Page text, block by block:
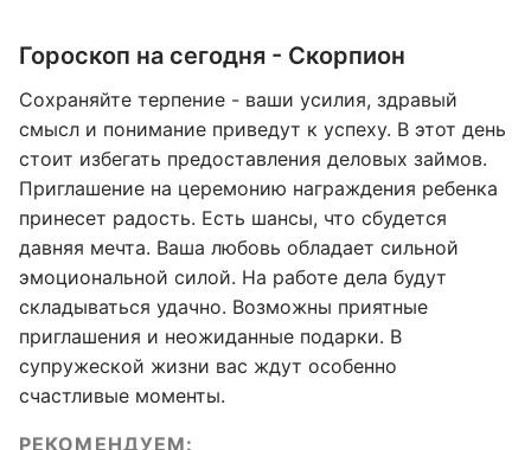
Гороскоп на сегодня - Скорпион
Сохраняйте терпение - ваши усилия, здравый
смысл и понимание приведут к успеху. В этот день
стоит избегать предоставления деловых займов.
Приглашение на церемонию награждения ребенка
принесет радость. Есть шансы, что сбудется
давняя мечта. Ваша любовь обладает сильной
эмоциональной силой. На работе дела будут
складываться удачно. Возможны приятные
приглашения и неожиданные подарки. В
супружеской жизни вас ждут особенно
счастливые моменты.
РЕКОМЕНДУЕМ: